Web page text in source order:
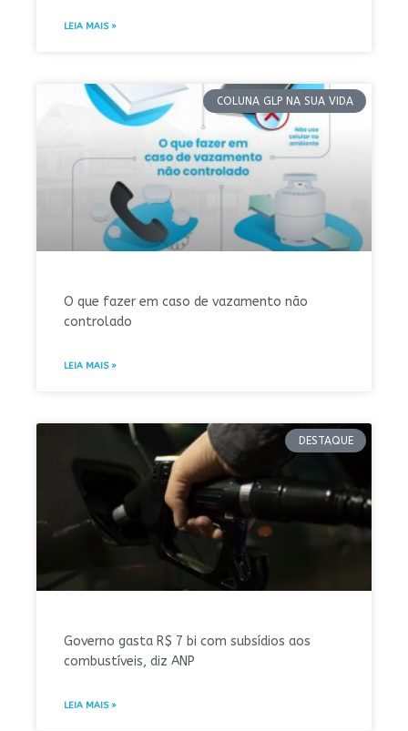
LEIA MAIS »
COLUNA GLP NA SUA VIDA
O que fazer em caso de vazamento não
controlado
LEIA MAIS »
DESTAQUE
Governo gasta R$ 7 bi com subsídios aos
combustíveis, diz ANP
LEIA MAIS »